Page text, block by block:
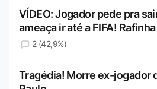
VÍDEO: Jogador pede pra
ameaça ir até a FIFA!
2 (42,9%)
Tragédia! Morre ex-jogador